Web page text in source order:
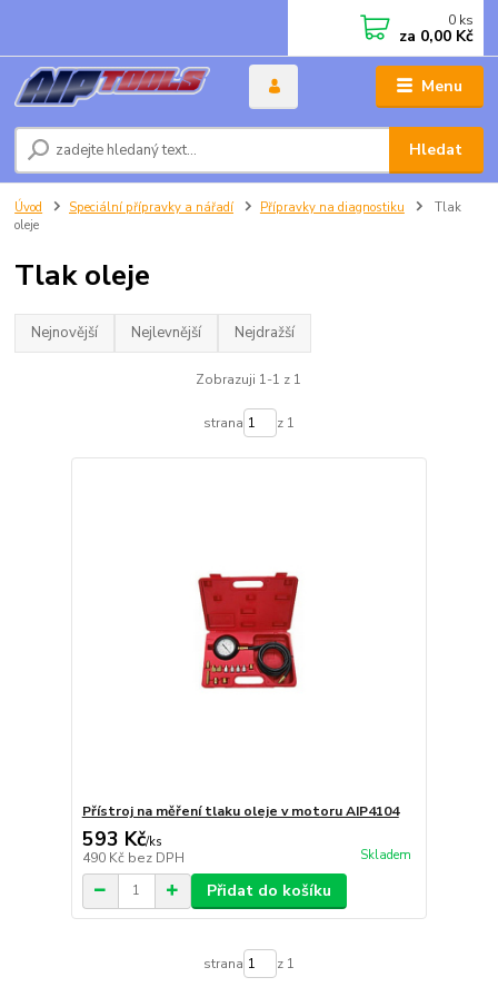
Menu
Hledat
0 ks
za 0,00 Kč
Úvod Speciální přípravky a nářadí Přípravky na diagnostiku
Tlak
oleje
Tlak oleje
Nejnovější Nejlevnější Nejdražší
Zobrazuji 1-1 z 1
strana z 1
Přístroj na měření tlaku oleje v motoru AIP4104
593 Kč/ks
490 Kč bez DPH Skladem
Přidat do košíku
strana z 1